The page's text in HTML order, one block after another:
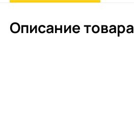
Описание товара